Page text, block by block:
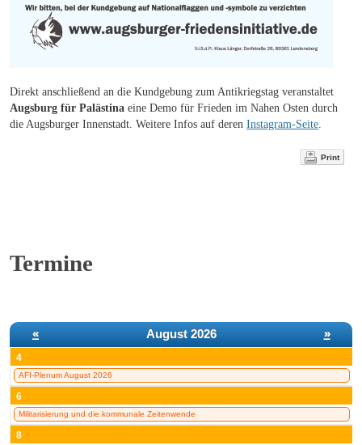
Direkt anschließend an die Kundgebung zum Antikriegstag veranstaltet
Augsburg für Palästina eine Demo für Frieden im Nahen Osten durch
die Augsburger Innenstadt. Weitere Infos auf deren Instagram-Seite
Print
Termine
« August 2026 »
4
AFI-Plenum August 2026
6
Militarisierung und die kommunale Zeitenwende
8